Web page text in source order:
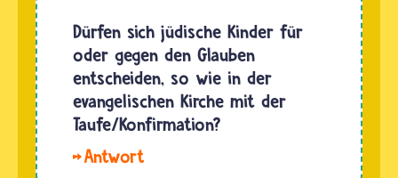
von
Gläubigen.
Zu
beidem
haben
wir
E. Für
einen
jüdischen
Jungen
ist die
Mizwa zu
Dürfen sich jüdische Kinder für
oder gegen den Glauben
entscheiden, so wie in der
evangelischen Kirche mit der
Taufe/Konfirmation?